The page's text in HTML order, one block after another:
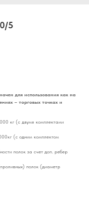
5
для использования как на
– торговых точках и
кг (с двумя комплектами
(с одним комплектом
полок за счет доп. ребер
полок (диаметр